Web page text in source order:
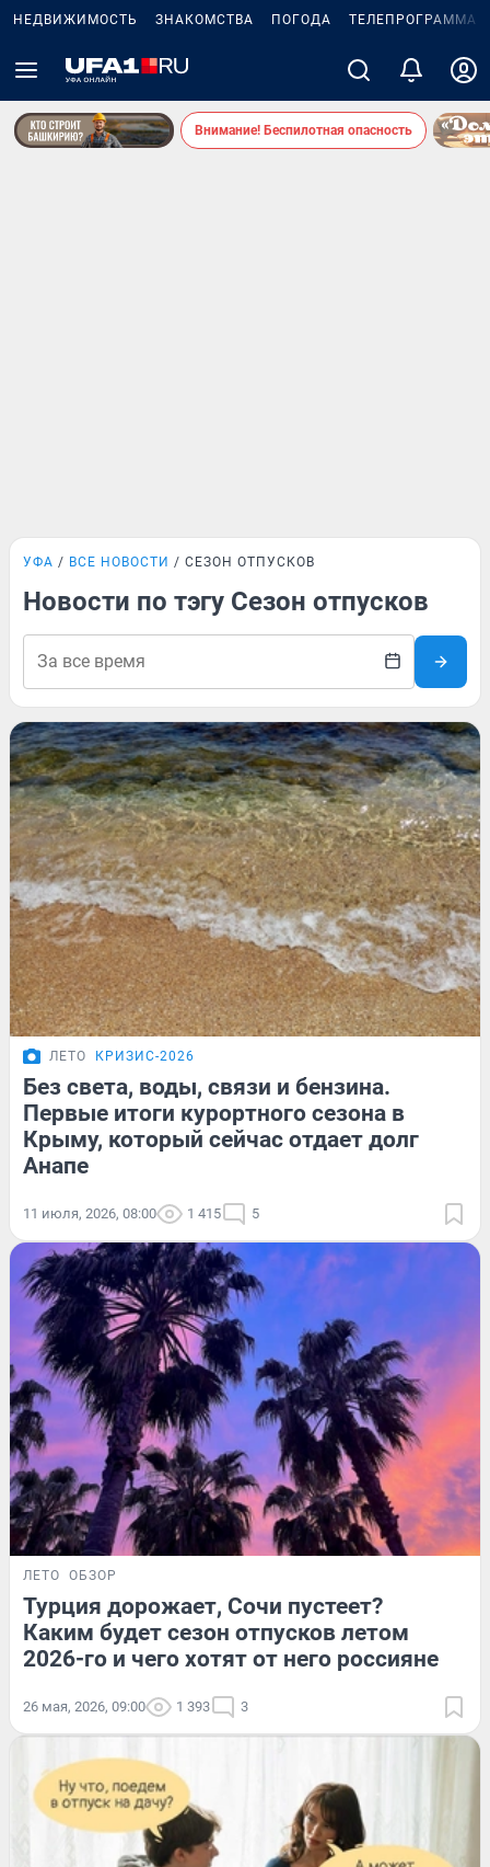
НЕДВИЖИМОСТЬ ЗНАКОМСТВА ПОГОДА ТЕЛЕПРОГРАММА
Внимание! Беспилотная опасность
УФА ВСЕ НОВОСТИ СЕЗОН ОТПУСКОВ
Новости по тэгу Сезон отпусков
ЛЕТО КРИЗИС-2026
Без света, воды, связи и бензина.
Первые итоги курортного сезона в
Крыму, который сейчас отдает долг
Анапе
11 июля, 2026, 08:00 1 415 5
ЛЕТО ОБЗОР
Турция дорожает, Сочи пустеет?
Каким будет сезон отпусков летом
2026-го и чего хотят от него россияне
26 мая, 2026, 09:00 1 393 3